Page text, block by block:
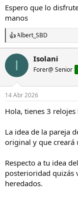
:
Espero que lo
manos
R
e
a
i
o
n
e
s
Albert_SBD
I Isolani
Forer@ Senior
14 Abr 2026
Hola, tienes 3
La idea de la pareja
original y que creará
Respecto a tu idea
posterioridad quizás
heredados.